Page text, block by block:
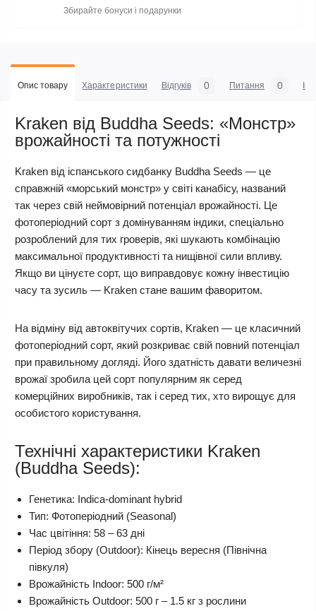
Збирайте бонуси і подарунки
Опис товару Характеристики Відгуків 0 Питання 0
Kraken від Buddha Seeds: «Монстр»
врожайності та потужності
Kraken від іспанського сидбанку Buddha Seeds — це
справжній «морський монстр» у світі канабісу, названий
так через свій неймовірний потенціал врожайності. Це
фотоперіодний сорт з домінуванням індики, спеціально
розроблений для тих гроверів, які шукають комбінацію
максимальної продуктивності та нищівної сили впливу.
Якщо ви цінуєте сорт, що виправдовує кожну інвестицію
часу та зусиль — Kraken стане вашим фаворитом.
На відміну від автоквітучих сортів, Kraken — це класичний
фотоперіодний сорт, який розкриває свій повний потенціал
при правильному догляді. Його здатність давати величезні
врожаї зробила цей сорт популярним як серед
комерційних виробників, так і серед тих, хто вирощує для
особистого користування.
Технічні характеристики Kraken
(Buddha Seeds):
Генетика: Indica-dominant hybrid
Тип: Фотоперіодний (Seasonal)
Час цвітіння: 58 – 63 дні
Період збору (Outdoor): Кінець вересня (Північна
півкуля)
Врожайність Indoor: 500 г/м²
Врожайність Outdoor: 500 г – 1.5 кг з рослини